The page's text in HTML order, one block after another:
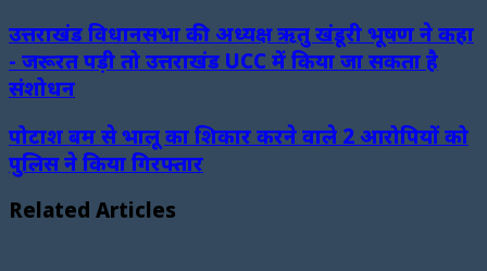
उत्तराखंड विधानसभा की अध्यक्ष ऋतु खंडूरी भूषण ने कहा
- जरूरत पड़ी तो उत्तराखंड UCC में किया जा सकता है
संशोधन
पोटाश बम से भालू का शिकार करने वाले 2 आरोपियों को
पुलिस ने किया गिरफ्तार
Related Articles